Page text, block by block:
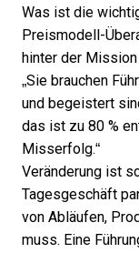
Was ist die
Preismodell-
hinter der
„Sie brauchen
und begeistert
das ist zu 80 %
Misserfolg.“
Veränderung ist
Tagesgeschäft
von Abläufen,
muss. Eine